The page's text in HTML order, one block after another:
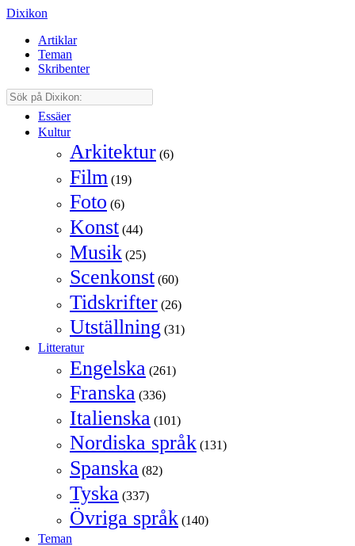
Dixikon
Artiklar
Teman
Skribenter
Essäer
Kultur
Arkitektur (6)
Film (19)
Foto (6)
Konst (44)
Musik (25)
Scenkonst (60)
Tidskrifter (26)
Utställning (31)
Litteratur
Engelska (261)
Franska (336)
Italienska (101)
Nordiska språk (131)
Spanska (82)
Tyska (337)
Övriga språk (140)
Teman